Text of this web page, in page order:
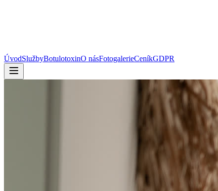
ÚvodSlužbyBotulotoxinO násFotogalerieCeníkGDPR